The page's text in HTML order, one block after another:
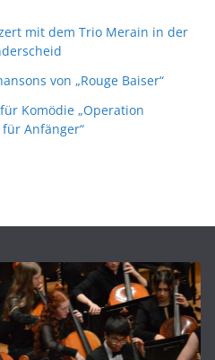
mit dem Trio Merain in der
von „Rouge Baiser“
Komödie „Operation
Anfänger“